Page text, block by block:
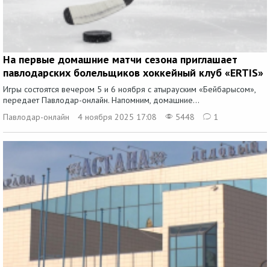
На первые домашние матчи сезона приглашает
павлодарских болельщиков хоккейный клуб «ERTIS»
Игры состоятся вечером 5 и 6 ноября с атырауским «Бейбарысом»,
передает Павлодар-онлайн. Напомним, домашние...
Павлодар-онлайн
4 ноября 2025 17:08 5448 1